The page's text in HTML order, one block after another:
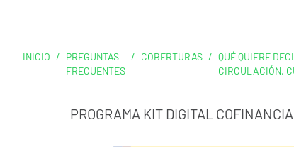
INICIO / PREGUNTAS
FRECUENTES
/ COBERTURAS / QUÉ QUIERE
CIRCULACIÓN,
PROGRAMA KIT DIGITAL